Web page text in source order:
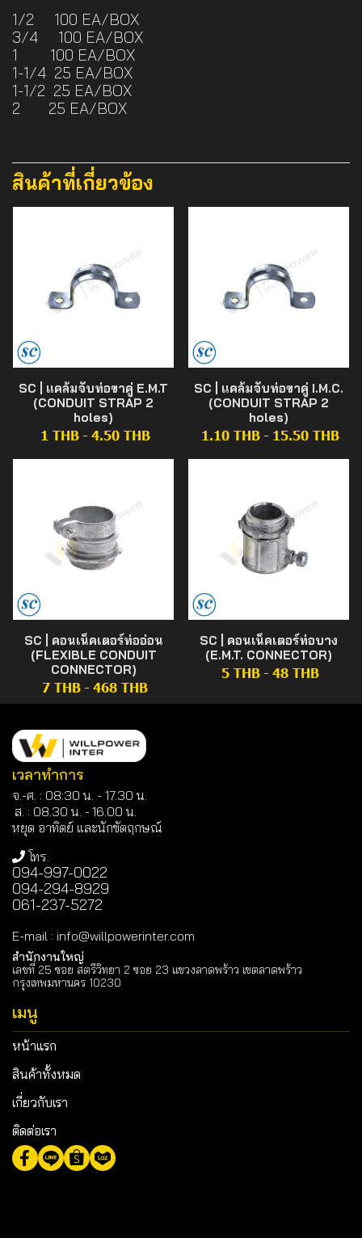
1/2 100 EA/BOX
3/4 100 EA/BOX
1 100 EA/BOX
1-1/4 25 EA/BOX
1-1/2 25 EA/BOX
2 25 EA/BOX
สินค้าที่เกี่ยวข้อง
SC | แคล้มจับท่อขาคู่ E.M.T
(CONDUIT STRAP 2
holes)
1 THB - 4.50 THB
SC | แคล้มจับท่อขาคู่ I.M.C.
(CONDUIT STRAP 2
holes)
1.10 THB - 15.50 THB
SC | คอนเน็คเตอร์ท่ออ่อน
(FLEXIBLE CONDUIT
CONNECTOR)
7 THB - 468 THB
SC | คอนเน็คเตอร์ท่อบาง
(E.M.T. CONNECTOR)
5 THB - 48 THB
เวลาทำการ
จ.-ศ. : 08:30 น. - 17.30 น.
ส. : 08.30 น. -16.00 น.
หยุด อาทิตย์ และนักขัตฤกษณ์
โทร.
094-997-0022
094-294-8929
061-237-5272
E-mail : info@willpowerinter.com
สำนักงานใหญ่
เลขที่ 25 ซอย สตรีวิทยา 2 ซอย 23 แขวงลาดพร้าว เขตลาดพร้าว
กรุงเทพมหานคร 10230
เมนู
หน้าแรก
สินค้าทั้งหมด
เกี่ยวกับเรา
ติดต่อเรา